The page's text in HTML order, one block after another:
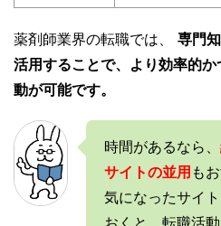
薬剤師業界の転職では、 専門
活用することで、より効率的
動が可能です。
時間があるなら、
サイトの並用 も
気になったサイ
おくと、転職活